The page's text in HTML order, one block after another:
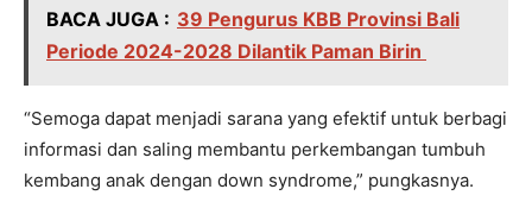
BACA JUGA : 39 Pengurus KBB Provinsi Bali
Periode 2024-2028 Dilantik Paman Birin
“Semoga dapat menjadi sarana yang efektif untuk berbagi
informasi dan saling membantu perkembangan tumbuh
kembang anak dengan down syndrome,” pungkasnya.